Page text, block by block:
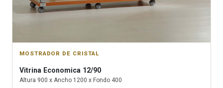
MOSTRADOR DE CRISTAL
Vitrina Economica 12/90
Altura 900 x Ancho 1200 x Fondo 400